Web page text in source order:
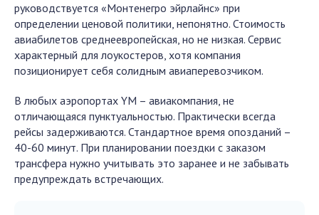
руководствуется «Монтенегро эйрлайнс» при
определении ценовой политики, непонятно. Стоимость
авиабилетов среднеевропейская, но не низкая. Сервис
характерный для лоукостеров, хотя компания
позиционирует себя солидным авиаперевозчиком.
В любых аэропортах YM – авиакомпания, не
отличающаяся пунктуальностью. Практически всегда
рейсы задерживаются. Стандартное время опозданий –
40-60 минут. При планировании поездки с заказом
трансфера нужно учитывать это заранее и не забывать
предупреждать встречающих.